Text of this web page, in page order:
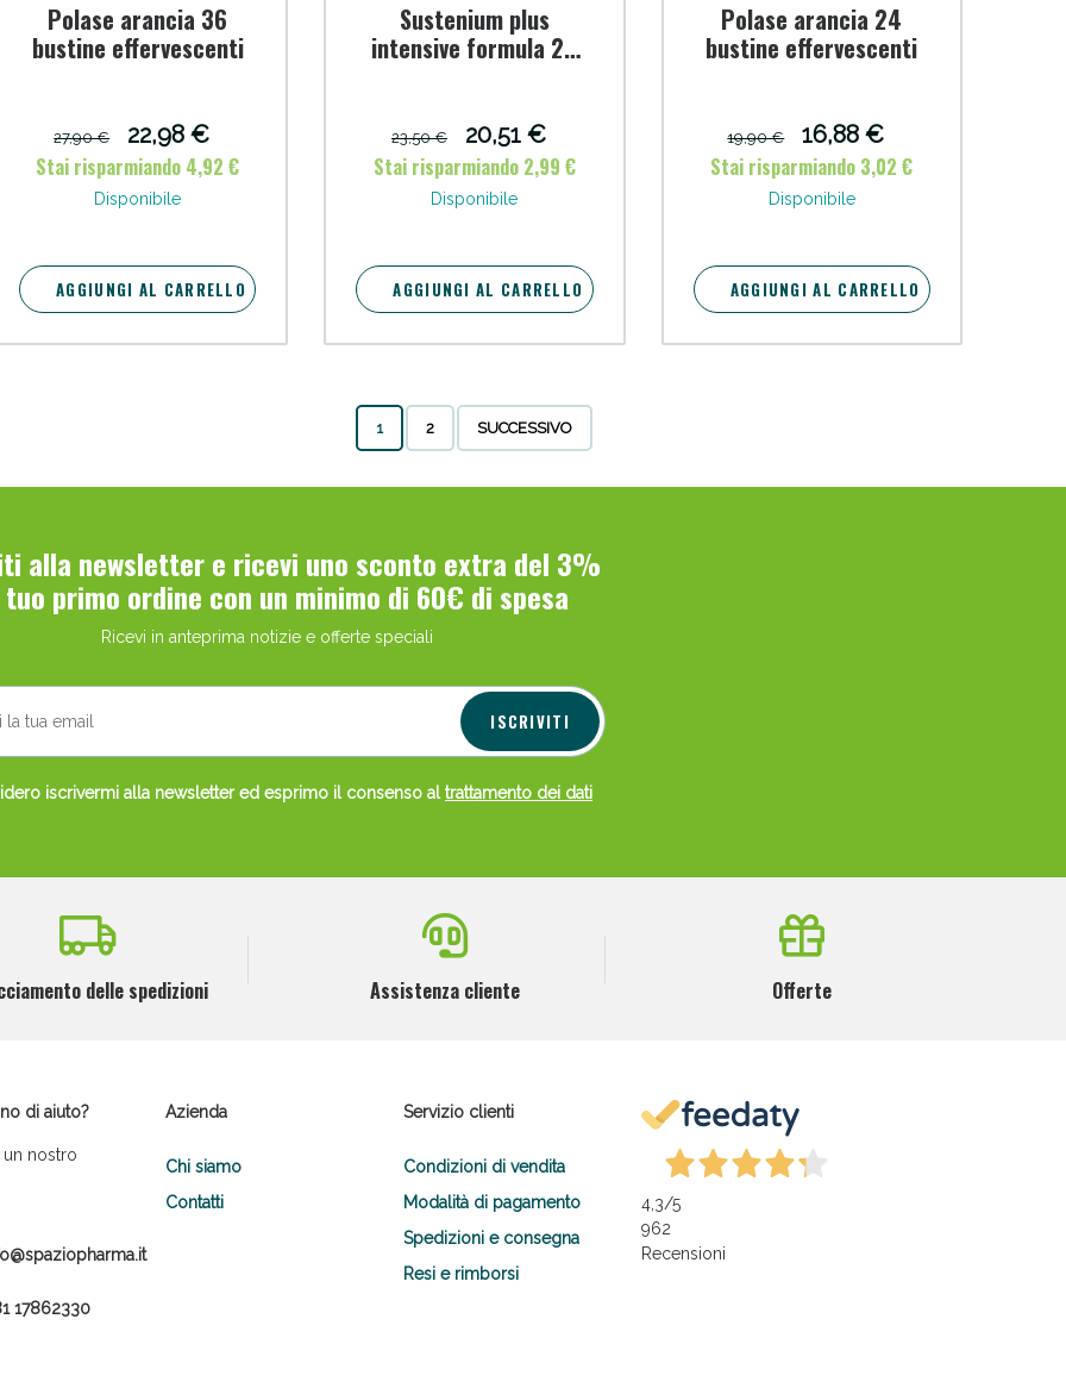
Polase arancia 36
bustine effervescenti
27,90 €
22,98 €
Stai risparmiando 4,92 €
Disponibile
AGGIUNGI AL CARRELLO
Sustenium plus
intensive formula 22
23,50 €
20,51 €
Stai risparmiando 2,99 €
Disponibile
AGGIUNGI AL CARRELLO
Polase arancia 24
bustine effervescenti
19,90 €
16,88 €
Stai risparmiando 3,02 €
Disponibile
AGGIUNGI AL CARRELLO
1 2 SUCCESSIVO
alla newsletter e ricevi uno sconto extra del 3%
primo ordine con un minimo di 60€ di spesa
Ricevi in anteprima notizie e offerte speciali
ISCRIVITI
iscrivermi alla newsletter ed esprimo il consenso al trattamento dei dati
delle spedizioni Assistenza cliente Offerte
di aiuto?
un nostro
17862330
Azienda
Chi siamo
Contatti
Servizio clienti
Condizioni di vendita
Modalità di pagamento
Spedizioni e consegna
Resi e rimborsi
4,3/5
962
Recensioni